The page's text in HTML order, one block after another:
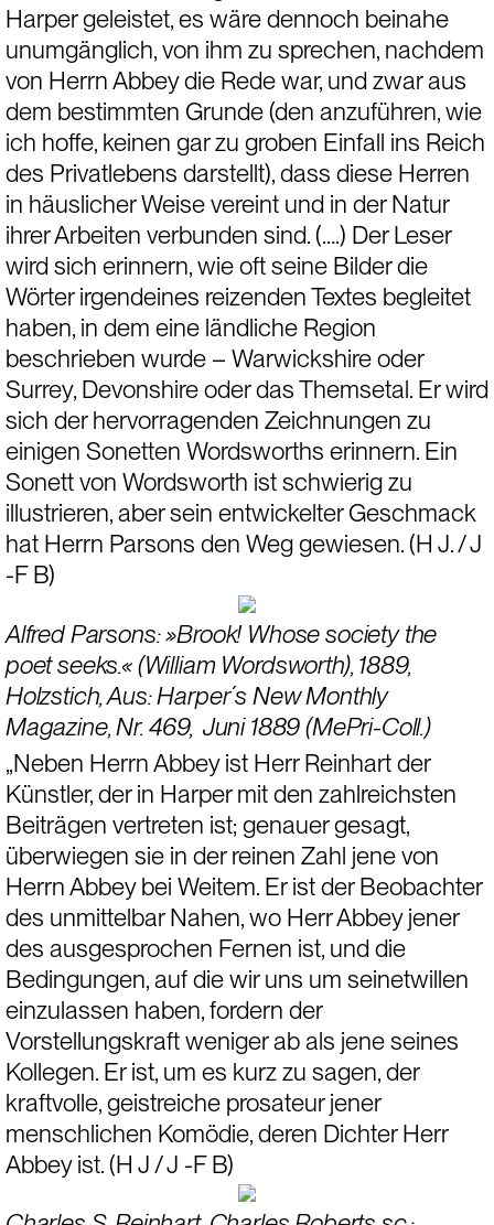
Harper geleistet, es wäre dennoch beinahe
unumgänglich, von ihm zu sprechen, nachdem
von Herrn Abbey die Rede war, und zwar aus
dem bestimmten Grunde (den anzuführen, wie
ich hoffe, keinen gar zu groben Einfall ins Reich
des Privatlebens darstellt), dass diese Herren
in häuslicher Weise vereint und in der Natur
ihrer Arbeiten verbunden sind. (….) Der Leser
wird sich erinnern, wie oft seine Bilder die
Wörter irgendeines reizenden Textes begleitet
haben, in dem eine ländliche Region
beschrieben wurde – Warwickshire oder
Surrey, Devonshire oder das Themsetal. Er wird
sich der hervorragenden Zeichnungen zu
einigen Sonetten Wordsworths erinnern. Ein
Sonett von Wordsworth ist schwierig zu
illustrieren, aber sein entwickelter Geschmack
hat Herrn Parsons den Weg gewiesen. (H J. / J
-F B)
Alfred Parsons: »Brook! Whose society the
poet seeks.« (William Wordsworth), 1889,
Holzstich, Aus: Harper´s New Monthly
Magazine, Nr. 469,  Juni 1889 (MePri-Coll.)
„Neben Herrn Abbey ist Herr Reinhart der
Künstler, der in Harper mit den zahlreichsten
Beiträgen vertreten ist; genauer gesagt,
überwiegen sie in der reinen Zahl jene von
Herrn Abbey bei Weitem. Er ist der Beobachter
des unmittelbar Nahen, wo Herr Abbey jener
des ausgesprochen Fernen ist, und die
Bedingungen, auf die wir uns um seinetwillen
einzulassen haben, fordern der
Vorstellungskraft weniger ab als jene seines
Kollegen. Er ist, um es kurz zu sagen, der
kraftvolle, geistreiche prosateur jener
menschlichen Komödie, deren Dichter Herr
Abbey ist. (H J / J -F B)